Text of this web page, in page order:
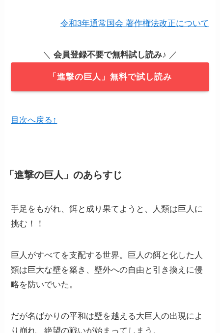
令和3年通常国会 著作権法改正について
＼ 会員登録不要で無料試し読み♪ ／
「進撃の巨人」無料で試し読み
目次へ戻る↑
「進撃の巨人」のあらすじ
手足をもがれ、餌と成り果てようと、人類は巨人に
挑む！！
巨人がすべてを支配する世界。巨人の餌と化した人
類は巨大な壁を築き、壁外への自由と引き換えに侵
略を防いでいた。
だが名ばかりの平和は壁を越える大巨人の出現によ
り崩れ、絶望の戦いが始まってしまう。